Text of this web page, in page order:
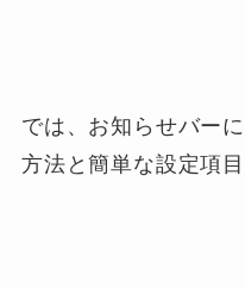
では、お知らせバー
方法と簡単な設定項